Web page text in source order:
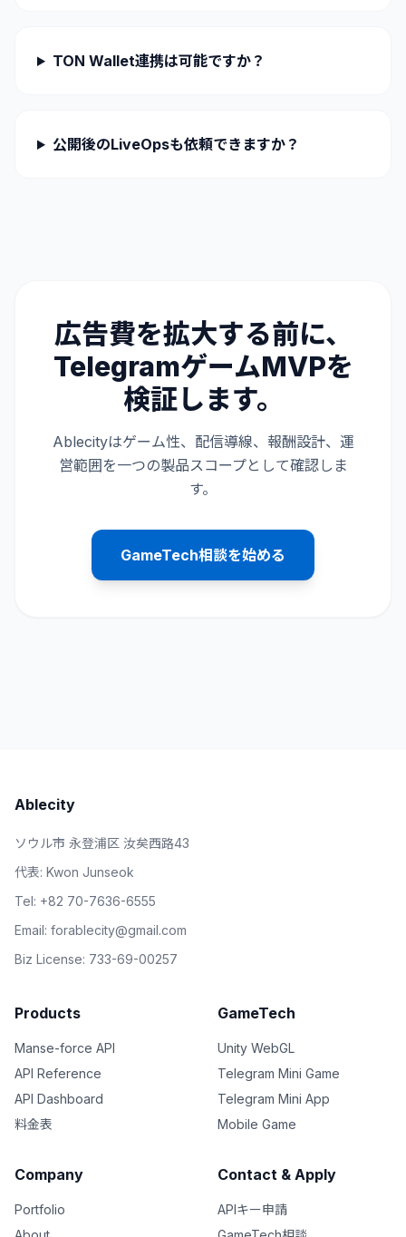
TON Wallet連携は可能ですか？
公開後のLiveOpsも依頼できますか？
広告費を拡大する前に、
TelegramゲームMVPを
検証します。
Ablecityはゲーム性、配信導線、報酬設計、運
営範囲を一つの製品スコープとして確認しま
す。
GameTech相談を始める
Ablecity
ソウル市 永登浦区 汝矣西路43
代表: Kwon Junseok
Tel: +82 70-7636-6555
Email: forablecity@gmail.com
Biz License: 733-69-00257
Products
Manse-force API
API Reference
API Dashboard
料金表
GameTech
Unity WebGL
Telegram Mini Game
Telegram Mini App
Mobile Game
Company
Portfolio
Contact & Apply
APIキー申請